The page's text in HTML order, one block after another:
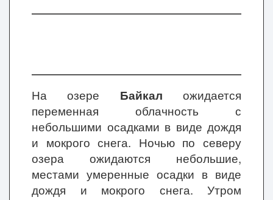
На озере Байкал ожидается
переменная облачность с
небольшими осадками в виде дождя
и мокрого снега. Ночью по северу
озера ожидаются небольшие,
местами умеренные осадки в виде
дождя и мокрого снега. Утром